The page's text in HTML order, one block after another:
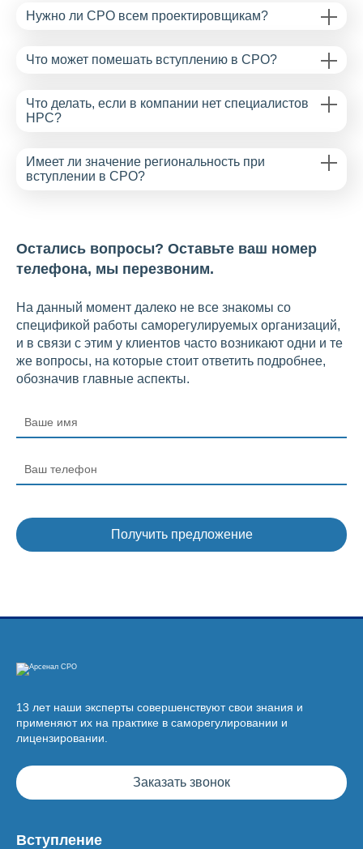
Нужно ли СРО всем проектировщикам?
Что может помешать вступлению в СРО?
Что делать, если в компании нет специалистов
НРС?
Имеет ли значение региональность при
вступлении в СРО?
Остались вопросы? Оставьте ваш номер
телефона, мы перезвоним.
На данный момент далеко не все знакомы со
спецификой работы саморегулируемых организаций,
и в связи с этим у клиентов часто возникают одни и те
же вопросы, на которые стоит ответить подробнее,
обозначив главные аспекты.
13 лет наши эксперты совершенствуют свои знания и
применяют их на практике в саморегулировании и
лицензировании.
Заказать звонок
Вступление